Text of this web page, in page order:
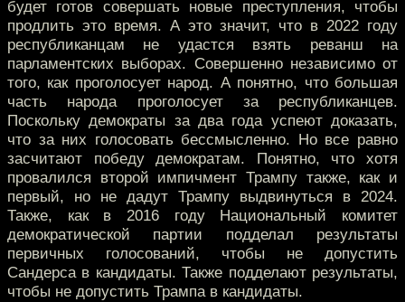
будет готов совершать новые преступления, чтобы
продлить это время. А это значит, что в 2022 году
республиканцам не удастся взять реванш на
парламентских выборах. Совершенно независимо от
того, как проголосует народ. А понятно, что большая
часть народа проголосует за республиканцев.
Поскольку демократы за два года успеют доказать,
что за них голосовать бессмысленно. Но все равно
засчитают победу демократам. Понятно, что хотя
провалился второй импичмент Трампу также, как и
первый, но не дадут Трампу выдвинуться в 2024.
Также, как в 2016 году Национальный комитет
демократической партии подделал результаты
первичных голосований, чтобы не допустить
Сандерса в кандидаты. Также подделают результаты,
чтобы не допустить Трампа в кандидаты.